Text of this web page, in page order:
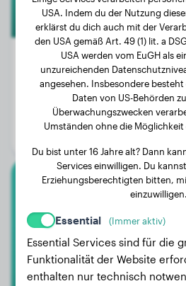
Gewicht:
Alter:
Berner
Odin
USA. Indem du der Nutzung
erklärst du dich auch mit der
den USA gemäß Art. 49 (1) lit. a
USA werden vom EuGH als
unzureichenden
angesehen. Insbesondere besteht
Daten von US-Behörden
Überwachungszwecken
Umständen ohne die Möglichkeit
Du bist unter 16 Jahre alt? Dann
Services einwilligen. Du
Erziehungsberechtigten bitten,
einzuwilligen.
Essential (Immer aktiv)
Essential Services sind für die
Funktionalität der Website
enthalten nur technisch